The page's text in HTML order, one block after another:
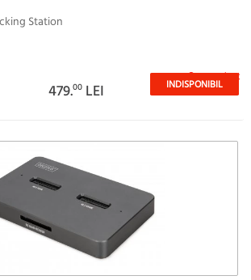
Station
Stoc epuizat
479.00 LEI INDISPONIBIL